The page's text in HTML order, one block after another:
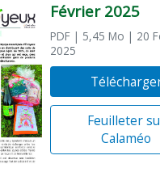
Février 2025
PDF | 5,45 Mo | 20
2025
Feuilleter
Calaméo